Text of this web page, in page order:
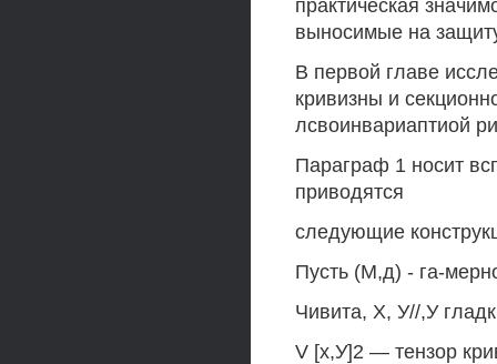
практическая
выносимые на
В первой главе
кривизны и
лсвоинвариаптиой
Параграф 1 носит
приводятся
следующие
Пусть (М,д) - га-
Чивита, X, У//,У
V [х,У]2 — тензор